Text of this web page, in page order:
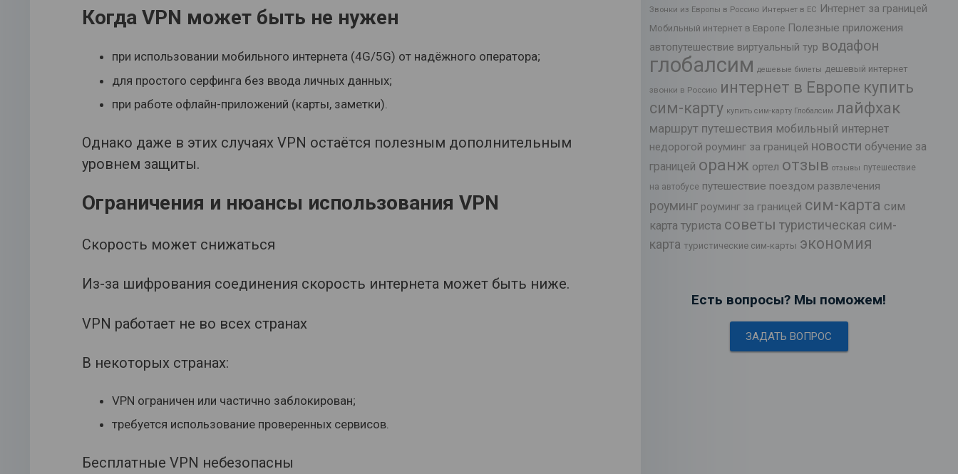
Когда VPN может быть не нужен
при использовании мобильного интернета (4G/5G) от надёжного оператора;
для простого серфинга без ввода личных данных;
при работе офлайн-приложений (карты, заметки).
Однако даже в этих случаях VPN остаётся полезным дополнительным
уровнем защиты.
Ограничения и нюансы использования VPN
Скорость может снижаться
Из-за шифрования соединения скорость интернета может быть ниже.
VPN работает не во всех странах
В некоторых странах:
VPN ограничен или частично заблокирован;
требуется использование проверенных сервисов.
Бесплатные VPN небезопасны
Звонки из Европы в Россию Интернет в ЕС Интернет за границей
Мобильный интернет в Европе Полезные приложения
автопутешествие виртуальный тур водафон
глобалсим дешевые билеты дешевый интернет
звонки в Россию интернет в Европе купить
сим-карту купить сим-карту Глобалсим лайфхак
маршрут путешествия мобильный интернет
недорогой роуминг за границей новости обучение за
границей оранж ортел отзыв отзывы путешествие
на автобусе путешествие поездом развлечения
роуминг роуминг за границей сим-карта сим
карта туриста советы туристическая сим-
карта туристические сим-карты экономия
Есть вопросы? Мы поможем!
ЗАДАТЬ ВОПРОС